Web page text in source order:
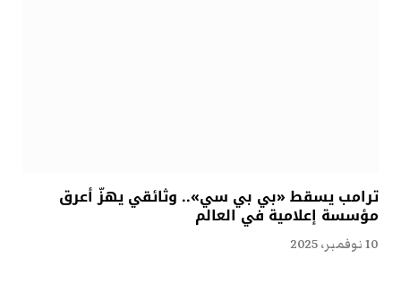
ترامب يسقط «بي بي سي».. وثائقي يهزّ أعرق
مؤسسة إعلامية في العالم
10 نوفمبر، 2025